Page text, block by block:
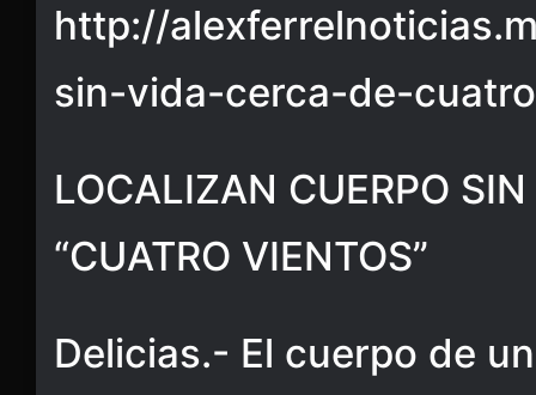
http://
sin-vida-cerca-de-
LOCALIZAN CUERPO
“CUATRO VIENTOS”
Delicias.- El cuerpo de